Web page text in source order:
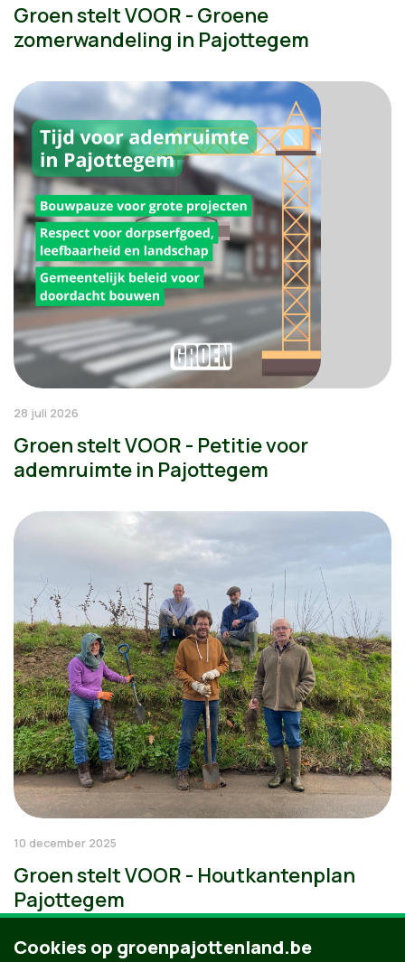
Groen stelt VOOR - Groene
zomerwandeling in Pajottegem
28 juli 2026
Groen stelt VOOR - Petitie voor
ademruimte in Pajottegem
10 december 2025
Groen stelt VOOR - Houtkantenplan
Pajottegem
Cookies op groenpajottenland.be